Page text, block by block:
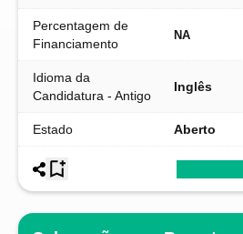
Percentagem de
Financiamento
NA
Idioma da
Candidatura - Antigo
Inglês
Estado Aberto